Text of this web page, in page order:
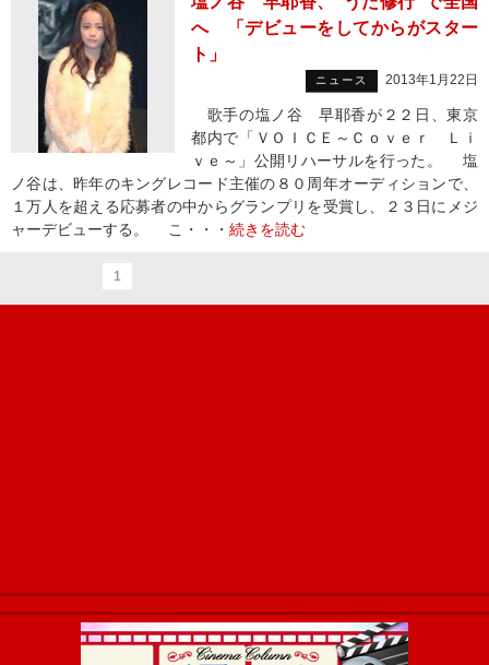
へ 「デビューをしてからがスター
ト」
ニュース 2013年1月22日
歌手の塩ノ谷 早耶香が２２日、東京
都内で「ＶＯＩＣＥ～Ｃｏｖｅｒ Ｌｉ
ｖｅ～」公開リハーサルを行った。 塩
ノ谷は、昨年のキングレコード主催の８０周年オーディションで、
１万人を超える応募者の中からグランプリを受賞し、２３日にメジ
ャーデビューする。 こ・・・ 続きを読む
1